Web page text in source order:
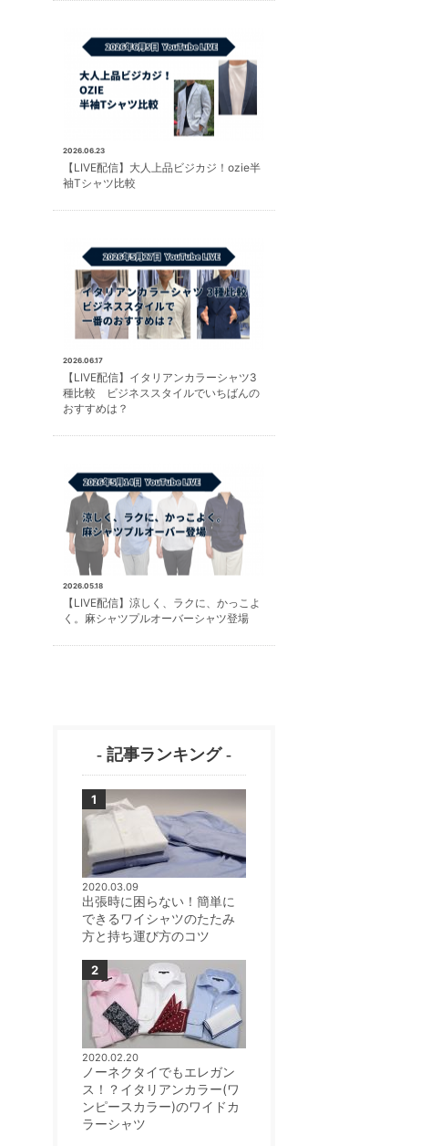
2026.06.23
【LIVE配信】大人上品ビジカジ！ozie半
袖Tシャツ比較
2026.06.17
【LIVE配信】イタリアンカラーシャツ3
種比較 ビジネススタイルでいちばんの
おすすめは？
2026.05.18
【LIVE配信】涼しく、ラクに、かっこよ
く。麻シャツプルオーバーシャツ登場
- 記事ランキング -
2020.03.09
出張時に困らない！簡単に
できるワイシャツのたたみ
方と持ち運び方のコツ
2020.02.20
ノーネクタイでもエレガン
ス！？イタリアンカラー(ワ
ンピースカラー)のワイドカ
ラーシャツ